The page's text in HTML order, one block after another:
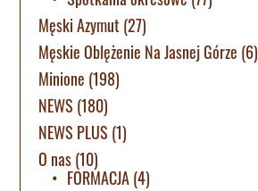
Męski Azymut (27)
Męskie Oblężenie Na Jasnej Górze (6)
Minione (198)
NEWS (180)
NEWS PLUS (1)
O nas(10)
FORMACJA(4)